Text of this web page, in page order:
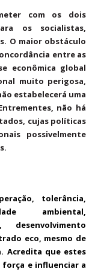
com os dois
os socialistas,
O maior obstáculo
entre as
econômica global
muito perigosa,
estabelecerá uma
não há
cujas políticas
possivelmente
tolerância,
ambiental,
desenvolvimento
eco, mesmo de
Acredita que estes
e influenciar a